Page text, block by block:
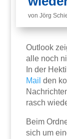
vonJörg
Outlook
alle noch
In der
Mail den
rasch
Beim
sich um